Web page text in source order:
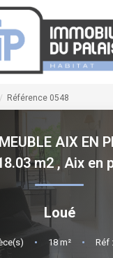
ACHETER
LOUER
GÉRER
NOS AGENCES
Référence 0548
AIX EN
m2, Aix en
Loué
• 18m² • Réf